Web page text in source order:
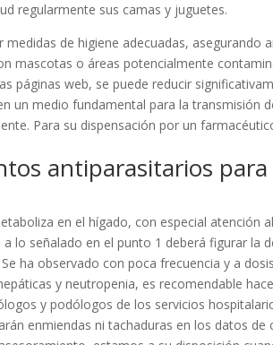
regularmente sus camas y juguetes.
medidas de higiene adecuadas, asegurando
mascotas o áreas potencialmente
páginas web, se puede reducir
un medio fundamental para la transmisión
Para su dispensación por un
antiparasitarios
en el hígado, con especial atención
lo señalado en el punto 1 deberá figurar la
ha observado con poca frecuencia y a
y neutropenia, es recomendable
y podólogos de los servicios
enmiendas ni tachaduras en los datos